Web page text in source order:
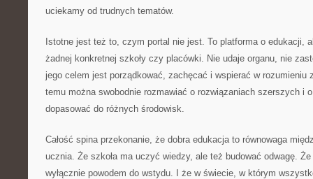
uciekamy od trudnych tematów.
Istotne jest też to, czym portal nie jest. To platforma o edukacji,
żadnej konkretnej szkoły czy placówki. Nie udaje organu, nie
jego celem jest porządkować, zachęcać i wspierać w rozumieniu
temu można swobodnie rozmawiać o rozwiązaniach szerszych i
dopasować do różnych środowisk.
Całość spina przekonanie, że dobra edukacja to równowaga
ucznia. Że szkoła ma uczyć wiedzy, ale też budować odwagę.
wyłącznie powodem do wstydu. I że w świecie, w którym